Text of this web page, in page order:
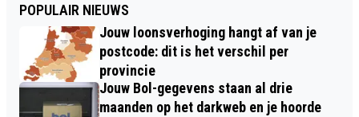
POPULAIR NIEUWS
Jouw loonsverhoging hangt af van je
postcode: dit is het verschil per
provincie
Jouw Bol-gegevens staan al drie
maanden op het darkweb en je hoorde